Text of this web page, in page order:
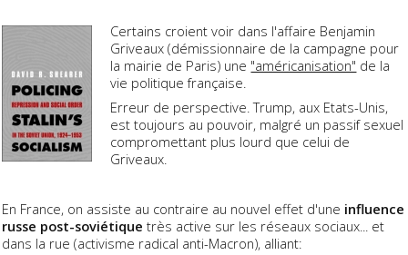
Certains croient voir dans l'affaire Benjamin
Griveaux (démissionnaire de la campagne pour
la mairie de Paris) une "américanisation" de la
vie politique française.
Erreur de perspective. Trump, aux Etats-Unis,
est toujours au pouvoir, malgré un passif sexuel
compromettant plus lourd que celui de
Griveaux.
En France, on assiste au contraire au nouvel effet d'une influence
russe post-soviétique très active sur les réseaux sociaux... et
dans la rue (activisme radical anti-Macron), alliant: